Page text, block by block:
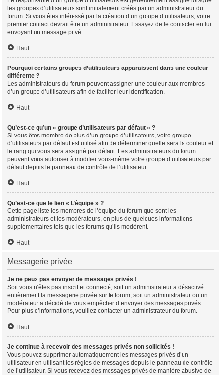
les groupes d’utilisateurs sont initialement créés par un administrateur du
forum. Si vous êtes intéressé par la création d’un groupe d’utilisateurs, votre
premier contact devrait être un administrateur. Essayez de le contacter en lui
envoyant un message privé.
Haut
Pourquoi certains groupes d’utilisateurs apparaissent dans une couleur
différente ?
Les administrateurs du forum peuvent assigner une couleur aux membres
d’un groupe d’utilisateurs afin de faciliter leur identification.
Haut
Qu’est-ce qu’un « groupe d’utilisateurs par défaut » ?
Si vous êtes membre de plus d’un groupe d’utilisateurs, votre groupe
d’utilisateurs par défaut est utilisé afin de déterminer quelle sera la couleur et
le rang qui vous sera assigné par défaut. Les administrateurs du forum
peuvent vous autoriser à modifier vous-même votre groupe d’utilisateurs par
défaut depuis le panneau de contrôle de l’utilisateur.
Haut
Qu’est-ce que le lien « L’équipe » ?
Cette page liste les membres de l’équipe du forum que sont les
administrateurs et les modérateurs, en plus de quelques informations
supplémentaires tels que les forums qu’ils modèrent.
Haut
Messagerie privée
Je ne peux pas envoyer de messages privés !
Soit vous n’êtes pas inscrit et connecté, soit un administrateur a désactivé
entièrement la messagerie privée sur le forum, soit un administrateur ou un
modérateur a décidé de vous empêcher d’envoyer des messages privés.
Pour plus d’informations, veuillez contacter un administrateur du forum.
Haut
Je continue à recevoir des messages privés non sollicités !
Vous pouvez supprimer automatiquement les messages privés d’un
utilisateur en utilisant les règles de messages depuis le panneau de contrôle
de l’utilisateur. Si vous recevez des messages privés de manière abusive de